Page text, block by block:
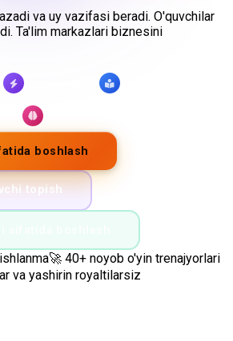
va uy vazifasi beradi. O'quvchilar
Ta'lim markazlari biznesini
Tezkor o'qish
Xotirani rivojlantirish
boshlash
topish
🚀 40+ noyob o'yin trenajyorlari
va yashirin royaltilarsiz